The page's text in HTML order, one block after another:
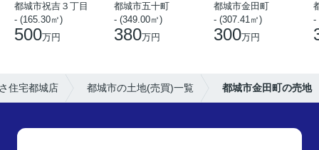
都城市祝吉３丁目
- (165.30㎡)
500万円
都城市五十町
- (349.00㎡)
380万円
都城市金田町
- (307.41㎡)
300万円
-
住宅都城店 都城市の土地(売買)一覧 都城市金田町の売地